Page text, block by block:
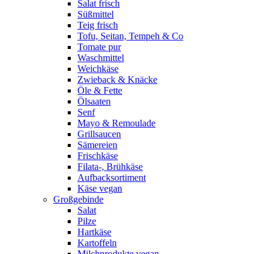
Salat frisch
Süßmittel
Teig frisch
Tofu, Seitan, Tempeh & Co
Tomate pur
Waschmittel
Weichkäse
Zwieback & Knäcke
Öle & Fette
Ölsaaten
Senf
Mayo & Remoulade
Grillsaucen
Sämereien
Frischkäse
Filata-, Brühkäse
Aufbacksortiment
Käse vegan
Großgebinde
Salat
Pilze
Hartkäse
Kartoffeln